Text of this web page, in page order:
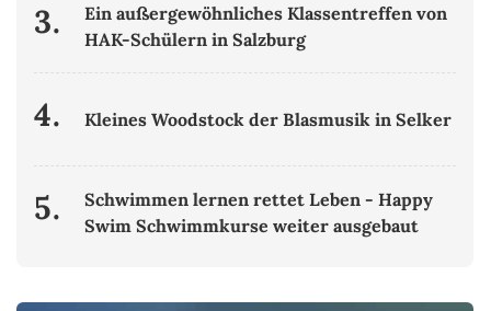
3.
Ein außergewöhnliches Klassentreffen von
HAK-Schülern in Salzburg
4. Kleines Woodstock der Blasmusik in Selker
5.
Schwimmen lernen rettet Leben - Happy
Swim Schwimmkurse weiter ausgebaut